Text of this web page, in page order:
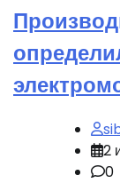
2
0